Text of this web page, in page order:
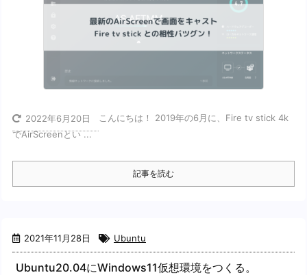
2022年6月20日
こんにちは！ 2019年の6月に、Fire tv stick 4k
でAirScreenとい ...
記事を読む
2021年11月28日 Ubuntu
Ubuntu20.04にWindows11仮想環境をつくる。